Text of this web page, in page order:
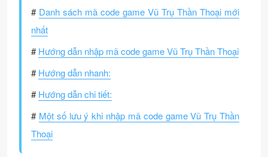
# Danh sách mã code game Vũ Trụ Thần Thoại mới
nhất
#Hướng dẫn nhập mã code game Vũ Trụ Thần Thoại
#Hướng dẫn nhanh:
#Hướng dẫn chi tiết:
# Một số lưu ý khi nhập mã code game Vũ Trụ Thần
Thoại